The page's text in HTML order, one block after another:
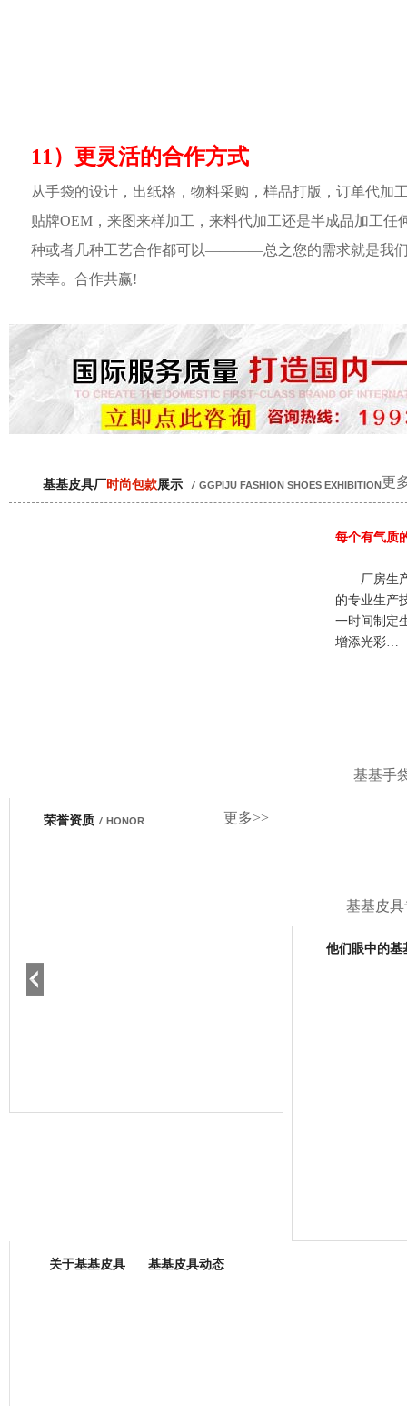
11）更灵活的合作方式
从手袋的设计，出纸格，物料采购，样品打版，订单代加
贴牌OEM，来图来样加工，来料代加工还是半成品加工任
种或者几种工艺合作都可以————总之您的需求就是我
荣幸。合作共赢!
更
基基皮具厂时尚包款展示 / GGPIJU FASHION SHOES EXHIBITION
每个有气质
厂房生
的专业生产
一时间制定
增添光彩…
基基手
基基皮
更多>>
荣誉资质 / HONOR
他们眼中的基
关于基基皮具 基基皮具动态